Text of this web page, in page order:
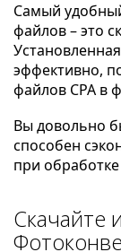
Самый
файлов – это
эффективно,
файлов CPA в
Вы довольно
способен
при
Скачайте